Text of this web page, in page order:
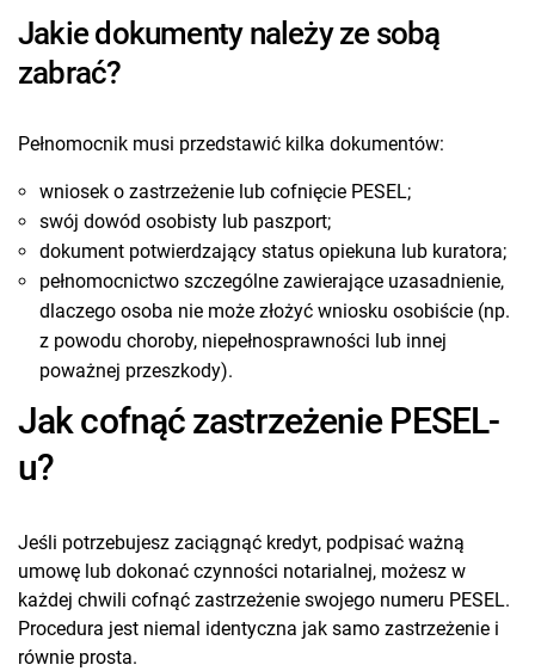
Jakie dokumenty należy ze sobą
zabrać?
Pełnomocnik musi przedstawić kilka dokumentów:
wniosek o zastrzeżenie lub cofnięcie PESEL;
swój dowód osobisty lub paszport;
dokument potwierdzający status opiekuna lub kuratora;
pełnomocnictwo szczególne zawierające uzasadnienie,
dlaczego osoba nie może złożyć wniosku osobiście (np.
z powodu choroby, niepełnosprawności lub innej
poważnej przeszkody).
Jak cofnąć zastrzeżenie PESEL-
u?
Jeśli potrzebujesz zaciągnąć kredyt, podpisać ważną
umowę lub dokonać czynności notarialnej, możesz w
każdej chwili cofnąć zastrzeżenie swojego numeru PESEL.
Procedura jest niemal identyczna jak samo zastrzeżenie i
równie prosta.